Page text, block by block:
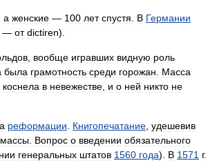
а женские — 100 лет спустя. В Германии
— от dictiren).
, вообще игравших видную роль
была грамотность среди горожан. Масса
коснела в невежестве, и о ней никто не
реформации. Книгопечатание, удешевив
массы. Вопрос о введении обязательного
генеральных штатов 1560 года). В 1571 г.